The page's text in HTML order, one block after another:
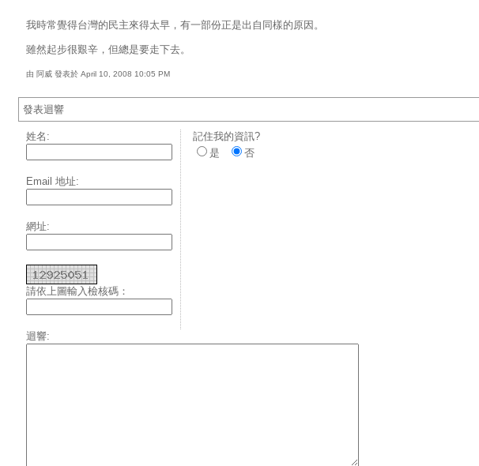
我時常覺得台灣的民主來得太早，有一部份正是出自同樣的原因。
雖然起步很艱辛，但總是要走下去。
由 阿威 發表於 April 10, 2008 10:05 PM
發表迴響
姓名:
Email 地址:
網址:
請依上圖輸入檢核碼：
記住我的資訊?
是
否
迴響: